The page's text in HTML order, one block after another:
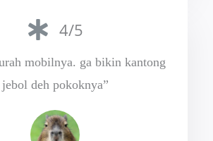
4/5
mobilnya. ga bikin kantong
jebol deh pokoknya”